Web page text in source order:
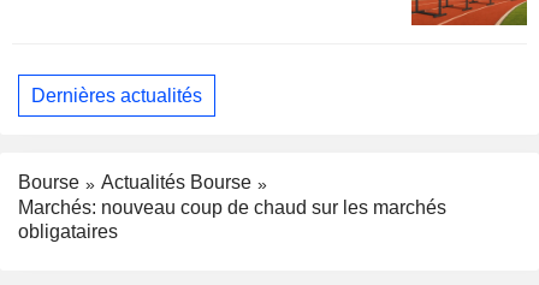
Dernières actualités
Bourse
Actualités Bourse
Marchés: nouveau coup de chaud sur les marchés
obligataires